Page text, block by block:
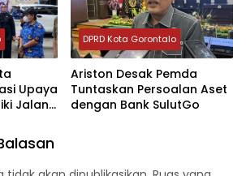
Upaya
Jalan
DPRD Kota Gorontalo
Ariston Desak Pemda
Tuntaskan Persoalan Aset
dengan Bank SulutGo